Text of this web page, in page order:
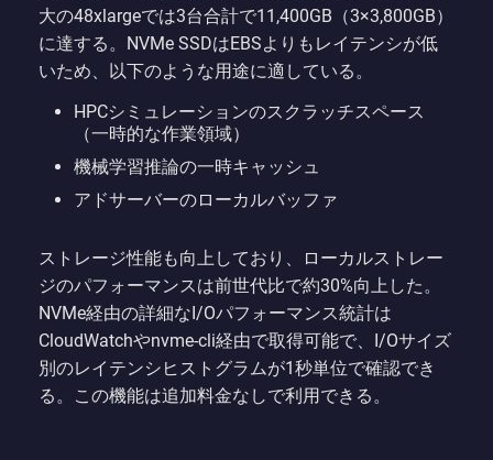
大の48xlargeでは3台合計で11,400GB（3×3,800GB）
に達する。NVMe SSDはEBSよりもレイテンシが低
いため、以下のような用途に適している。
HPCシミュレーションのスクラッチスペース
（一時的な作業領域）
機械学習推論の一時キャッシュ
アドサーバーのローカルバッファ
ストレージ性能も向上しており、ローカルストレー
ジのパフォーマンスは前世代比で約30%向上した。
NVMe経由の詳細なI/Oパフォーマンス統計は
CloudWatchやnvme-cli経由で取得可能で、I/Oサイズ
別のレイテンシヒストグラムが1秒単位で確認でき
る。この機能は追加料金なしで利用できる。